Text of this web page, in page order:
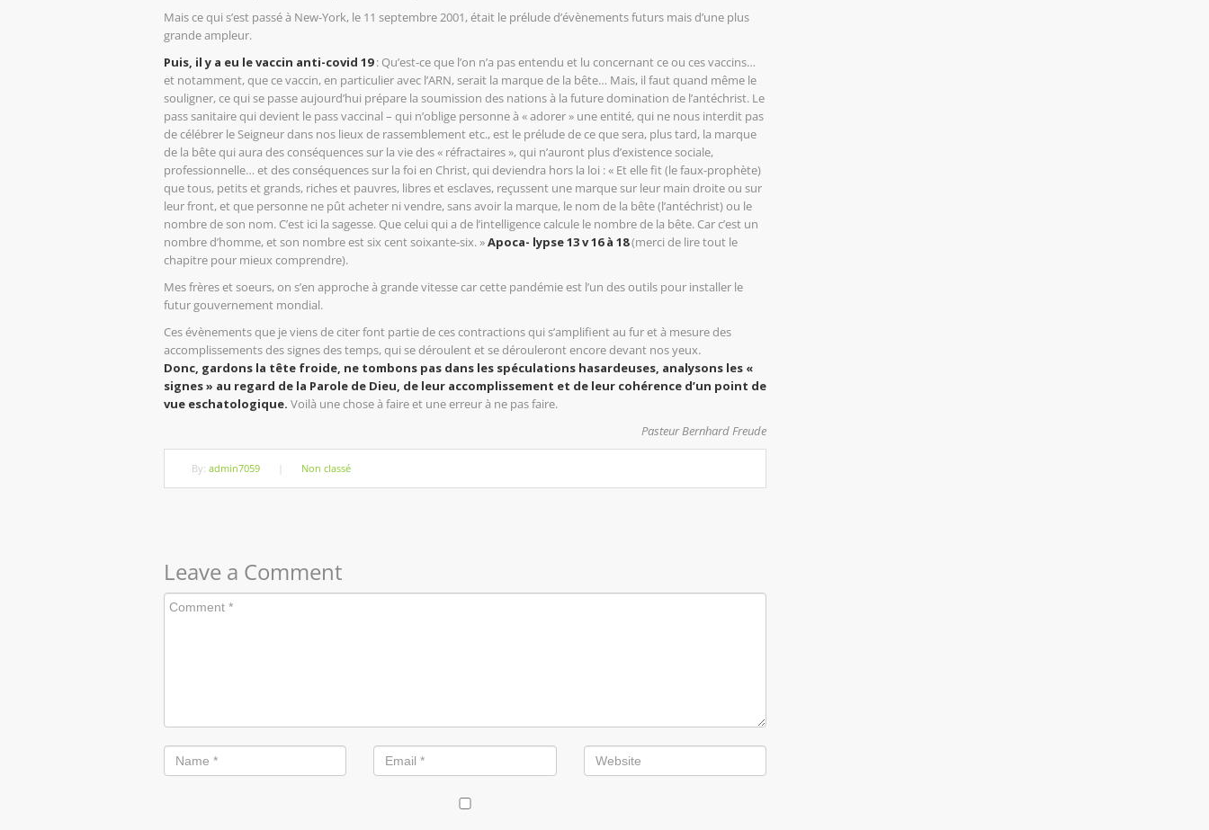
Mais ce qui s’est passé à New-York, le 11 septembre 2001, était le prélude d’évènements futurs mais d’une plus
grande ampleur.
Puis, il y a eu le vaccin anti-covid 19: Qu’est-ce que l’on n’a pas entendu et lu concernant ce ou ces vaccins…
et notamment, que ce vaccin, en particulier avec l’ARN, serait la marque de la bête… Mais, il faut quand même le
souligner, ce qui se passe aujourd’hui prépare la soumission des nations à la future domination de l’antéchrist. Le
pass sanitaire qui devient le pass vaccinal – qui n’oblige personne à « adorer » une entité, qui ne nous interdit pas
de célébrer le Seigneur dans nos lieux de rassemblement etc., est le prélude de ce que sera, plus tard, la marque
de la bête qui aura des conséquences sur la vie des « réfractaires », qui n’auront plus d’existence sociale,
professionnelle… et des conséquences sur la foi en Christ, qui deviendra hors la loi : « Et elle fit (le faux-prophète)
que tous, petits et grands, riches et pauvres, libres et esclaves, reçussent une marque sur leur main droite ou sur
leur front, et que personne ne pût acheter ni vendre, sans avoir la marque, le nom de la bête (l’antéchrist) ou le
nombre de son nom. C’est ici la sagesse. Que celui qui a de l’intelligence calcule le nombre de la bête. Car c’est un
nombre d’homme, et son nombre est six cent soixante-six. »Apoca- lypse 13 v 16 à 18(merci de lire tout le
chapitre pour mieux comprendre).
Mes frères et soeurs, on s’en approche à grande vitesse car cette pandémie est l’un des outils pour installer le
futur gouvernement mondial.
Ces évènements que je viens de citer font partie de ces contractions qui s’amplifient au fur et à mesure des
accomplissements des signes des temps, qui se déroulent et se dérouleront encore devant nos yeux.
Donc, gardons la tête froide, ne tombons pas dans les spéculations hasardeuses, analysons les «
signes » au regard de la Parole de Dieu, de leur accomplissement et de leur cohérence d’un point de
vue eschatologique. Voilà une chose à faire et une erreur à ne pas faire.
Pasteur Bernhard Freude
By: admin7059 Non classé
Leave a Comment